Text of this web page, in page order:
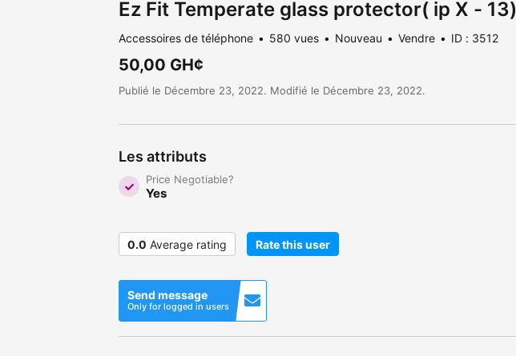
Ez Fit Temperate glass protector( ip X - 13)
Accessoires de téléphone 580 vues Nouveau Vendre ID : 3512
50,00 GH¢
Publié le Décembre 23, 2022. Modifié le Décembre 23, 2022.
Les attributs
Price Negotiable?
Yes
0.0 Average rating Rate this user
Send message
Only for logged in users